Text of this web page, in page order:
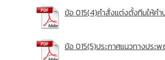
ข้อ 015(4)คำสั่งแต่งตั้งทีมให้คำ
ข้อ 015(5)ประกาศแนวทางปร